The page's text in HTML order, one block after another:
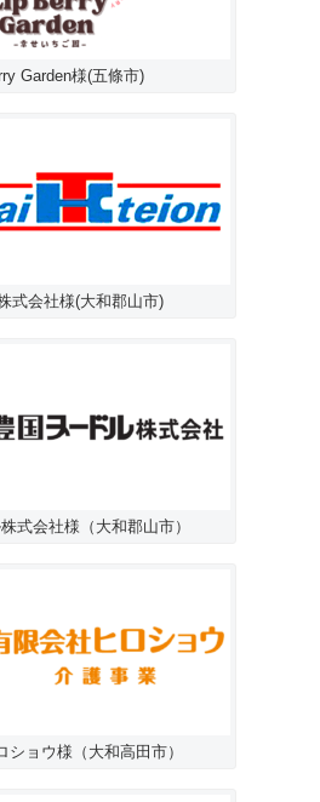
Garden様(五條市)
式会社様(大和郡山市)
式会社様（大和郡山市）
ショウ様（大和高田市）